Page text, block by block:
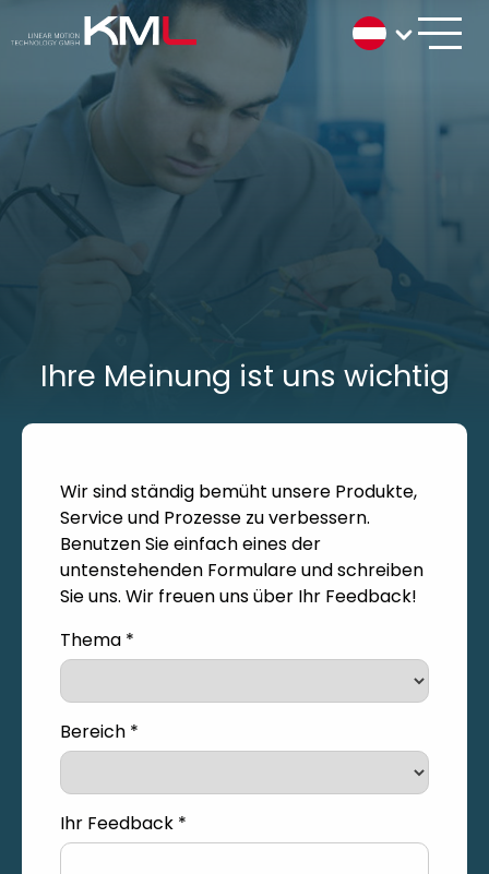
Ihre Meinung ist uns wichtig
Wir sind ständig bemüht unsere Produkte,
Service und Prozesse zu verbessern.
Benutzen Sie einfach eines der
untenstehenden Formulare und schreiben
Sie uns. Wir freuen uns über Ihr Feedback!
Thema *
Bereich *
Ihr Feedback *